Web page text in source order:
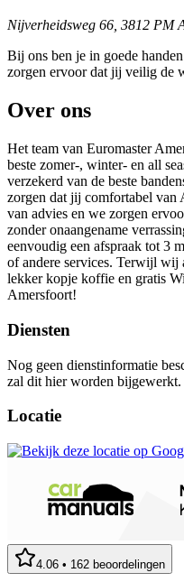
Nijverheidsweg 66, 3812 PM
Bij ons ben je in goede
zorgen ervoor dat jij veilig de
Over ons
Het team van Euromaster
beste zomer-, winter- en all
verzekerd van de beste
zorgen dat jij comfortabel van
van advies en we zorgen
zonder onaangename
eenvoudig een afspraak tot 3
of andere services. Terwijl wij
lekker kopje koffie en gratis
Amersfoort!
Diensten
Nog geen dienstinformatie
zal dit hier worden bijgewerkt.
Locatie
4.06 • 162 beoordelingen